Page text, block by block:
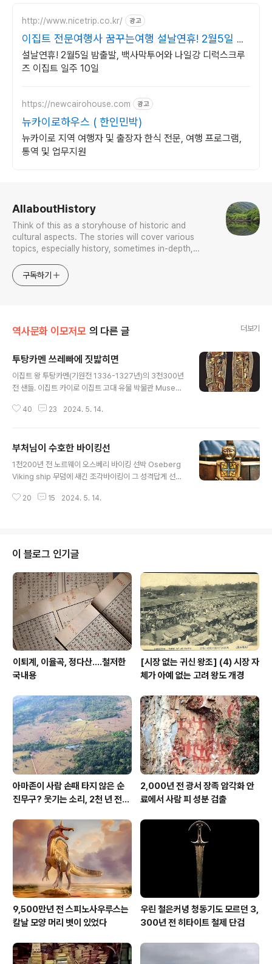
http://www.nicetrip.co.kr/ 광고
이집트 전문여행사 꿈꾸는여행 설날연휴! 2월5일 밤
출발
설날연휴! 2월5일 밤출발, 백사막투어와 나일강 디럭스크루
즈 이집트 일주 10일
https://newcairohouse.com 광고
뉴카이로하우스 ( 한인민박)
뉴카이로 지역 여행자 및 출장자 한식 전문, 여행 프로그램,
통역 및 업무지원
AllaboutHistory
Think of this as a storyhouse of historic and
cultural aspects. The stories will cover various
topics, especially history, sometimes in-depth,
approach will be to resist any common sense or
generalized viewpoint
구독하기
역사문화 이모저모 의 다른 글 더보기
투탕카멘 쓰레빠에 짓밟히면
이집트 왕 투탕카멘(기원전 1336-1327년)의 3천300년
전 샌들. 이집트 카이로 이집트 고대 유물 박물관 Museu
장 벽토 베이스에 나무 껍질, 녹색 가죽 및 금박으로 된 장
프리카)와 아시아 포로를 대표한다. 발가락 아래에는 네 개
활이 표현되어 있고 발뒤꿈치 아래에는 비슷한 숫자가 표
시되어 있다. 스트랩 strap 과 끈은 additional bow 을
로 적을 신발 밑이나 발 밑에 둔다 한다.
40 23 2024. 5. 14.
부처님이 수호한 바이킹선
1천200년 전 노르웨이 오스베리 바이킹 선박 Oseberg
Viking ship 무덤에 새긴 조각바이킹이 그 성격답게 선박
니와 개중 대표가 오스베리 선船 Oseberg Ship 이라 일
봐도 장사 잘 되게끔 생겨 먹었다. 저 선박을 매장 시설로
쓴 문제의 바이킹 무덤은 1904~05년 노르웨이 베스트폴
드 군 Vestfold county 톤스베리 Tonsberg 인근 오스
베리 농장 Oseberg Farm 이라는 데서 발굴됐다. 조사는
스웨덴 고고학도 Gabri..
20 15 2024. 5. 14.
이 블로그 인기글
이퇴계, 이율곡, 정다산....철저한
국내용
[시장 없는 귀신 왕조] (4) 시장 자
체가 아예 없는 고려 왕도 개경
아마존이 사람 손때 타지 않은 순
진무구? 웃기는 소리, 2천 년 전에
2,000년 전 광서 장족 암각화 안
료에서 사람 피 성분 검출
9,500만년 전 스피노사우루스는
칼날 모양 머리 볏이 있었다
우린 철은커녕 청동기도 모르던 3,
300년 전 히타이트 철제 단검